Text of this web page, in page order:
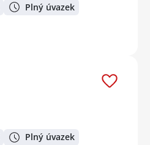
Plný úvazek
Plný úvazek